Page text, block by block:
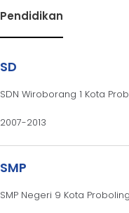
Pendidikan
SD
SDN Wiroborang 1 Kota
2007-2013
SMP
SMP Negeri 9 Kota